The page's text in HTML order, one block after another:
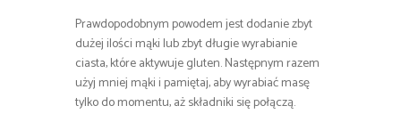
Prawdopodobnym powodem jest dodanie zbyt
dużej ilości mąki lub zbyt długie wyrabianie
ciasta, które aktywuje gluten. Następnym razem
użyj mniej mąki i pamiętaj, aby wyrabiać masę
tylko do momentu, aż składniki się połączą.